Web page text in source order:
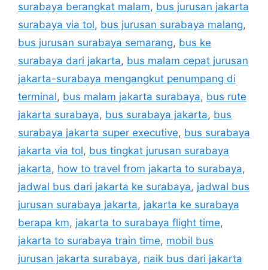
surabaya berangkat malam, bus jurusan jakarta
surabaya via tol, bus jurusan surabaya malang,
bus jurusan surabaya semarang, bus ke
surabaya dari jakarta, bus malam cepat jurusan
jakarta-surabaya mengangkut penumpang di
terminal, bus malam jakarta surabaya, bus rute
jakarta surabaya, bus surabaya jakarta, bus
surabaya jakarta super executive, bus surabaya
jakarta via tol, bus tingkat jurusan surabaya
jakarta, how to travel from jakarta to surabaya,
jadwal bus dari jakarta ke surabaya, jadwal bus
jurusan surabaya jakarta, jakarta ke surabaya
berapa km, jakarta to surabaya flight time,
jakarta to surabaya train time, mobil bus
jurusan jakarta surabaya, naik bus dari jakarta